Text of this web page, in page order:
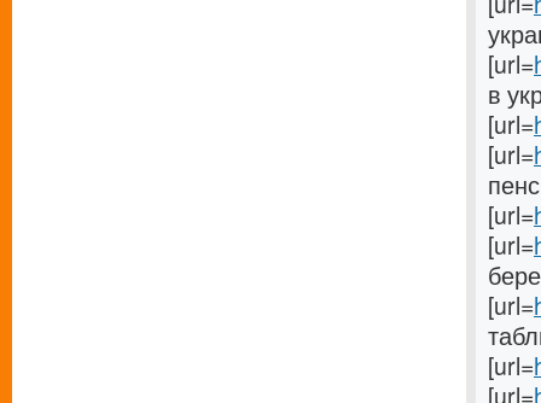
[url=
в
[url=
[url=
[url=
[url=
[url=
[url=
[url=